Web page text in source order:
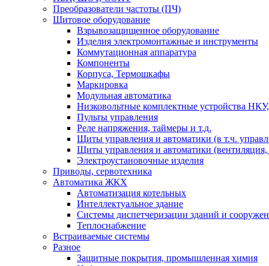
Преобразователи частоты (ПЧ)
Щитовое оборудование
Взрывозащищенное оборудование
Изделия электромонтажные и инструменты
Коммутационная аппаратура
Компоненты
Корпуса, Термошкафы
Маркировка
Модульная автоматика
Низковольтные комплектные устройства
Пульты управления
Реле напряжения, таймеры и т.д.
Щиты управления и автоматики (в т.ч.
Щиты управления и автоматики (вентиляция,
Электроустановочные изделия
Приводы, сервотехника
Автоматика ЖКХ
Автоматизация котельных
Интеллектуальное здание
Системы диспетчеризации зданий и
Теплоснабжение
Встраиваемые системы
Разное
Защитные покрытия, промышленная химия